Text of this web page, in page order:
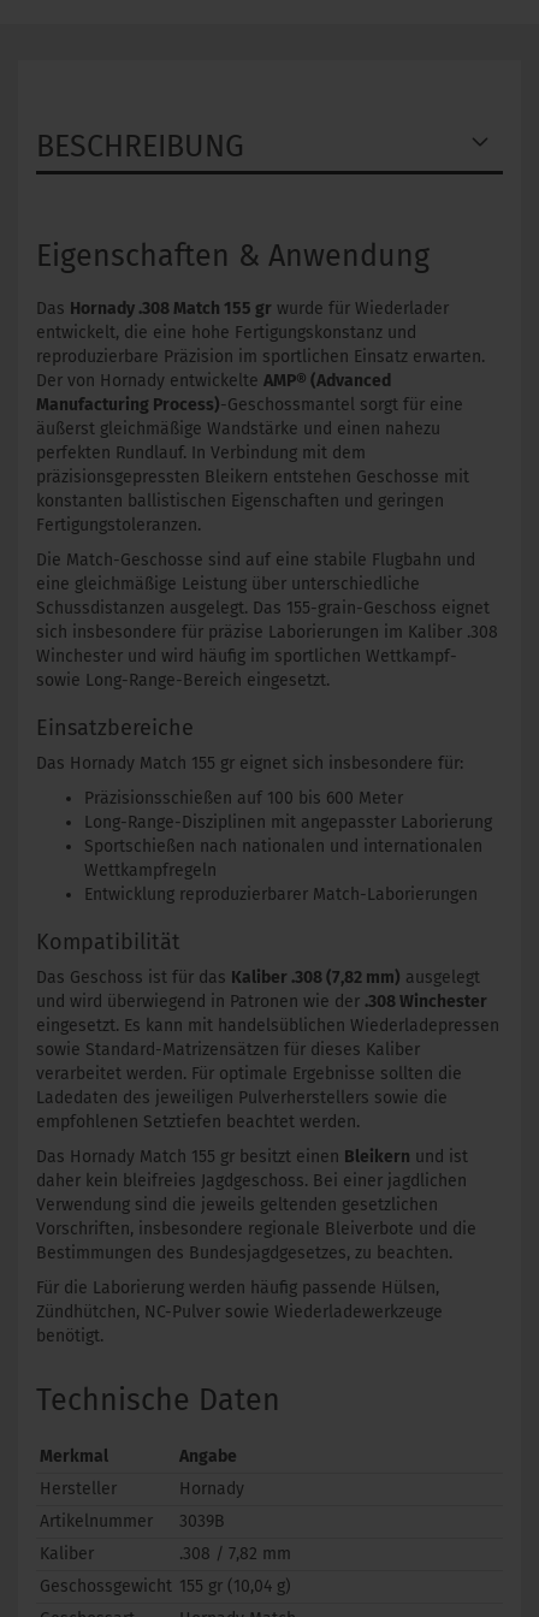
BESCHREIBUNG
Eigenschaften & Anwendung
Das Hornady .308 Match 155 gr wurde für Wiederlader
entwickelt, die eine hohe Fertigungskonstanz und
reproduzierbare Präzision im sportlichen Einsatz erwarten.
Der von Hornady entwickelte AMP® (Advanced
Manufacturing Process)-Geschossmantel sorgt für eine
äußerst gleichmäßige Wandstärke und einen nahezu
perfekten Rundlauf. In Verbindung mit dem
präzisionsgepressten Bleikern entstehen Geschosse mit
konstanten ballistischen Eigenschaften und geringen
Fertigungstoleranzen.
Die Match-Geschosse sind auf eine stabile Flugbahn und
eine gleichmäßige Leistung über unterschiedliche
Schussdistanzen ausgelegt. Das 155-grain-Geschoss eignet
sich insbesondere für präzise Laborierungen im Kaliber .308
Winchester und wird häufig im sportlichen Wettkampf-
sowie Long-Range-Bereich eingesetzt.
Einsatzbereiche
Das Hornady Match 155 gr eignet sich insbesondere für:
Präzisionsschießen auf 100 bis 600 Meter
Long-Range-Disziplinen mit angepasster Laborierung
Sportschießen nach nationalen und internationalen
Wettkampfregeln
Entwicklung reproduzierbarer Match-Laborierungen
Kompatibilität
Das Geschoss ist für das Kaliber .308 (7,82 mm) ausgelegt
und wird überwiegend in Patronen wie der .308 Winchester
eingesetzt. Es kann mit handelsüblichen Wiederladepressen
sowie Standard-Matrizensätzen für dieses Kaliber
verarbeitet werden. Für optimale Ergebnisse sollten die
Ladedaten des jeweiligen Pulverherstellers sowie die
empfohlenen Setztiefen beachtet werden.
Das Hornady Match 155 gr besitzt einen Bleikern und ist
daher kein bleifreies Jagdgeschoss. Bei einer jagdlichen
Verwendung sind die jeweils geltenden gesetzlichen
Vorschriften, insbesondere regionale Bleiverbote und die
Bestimmungen des Bundesjagdgesetzes, zu beachten.
Für die Laborierung werden häufig passende Hülsen,
Zündhütchen, NC-Pulver sowie Wiederladewerkzeuge
benötigt.
Technische Daten
Merkmal
Angabe
Hersteller
Hornady
Artikelnummer
3039B
Kaliber
.308 / 7,82 mm
Geschossgewicht 155 gr (10,04 g)